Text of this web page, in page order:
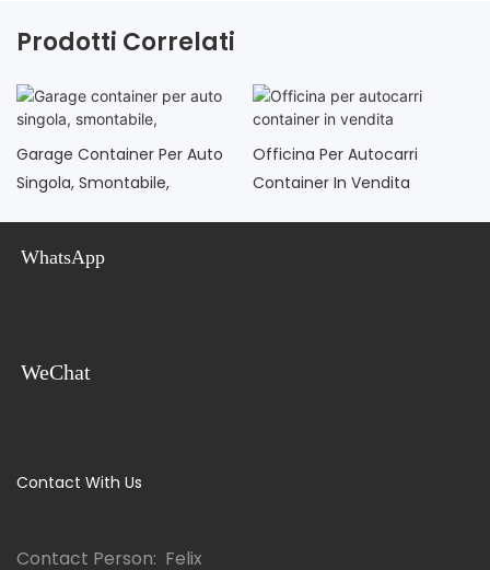
Prodotti Correlati
Garage Container Per Auto
Singola, Smontabile,
Officina Per Autocarri
Container In Vendita
WhatsApp
WeChat
Contact With Us
Contact Person: Felix